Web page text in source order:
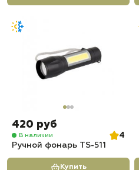
420 руб
В наличии
4
Ручной фонарь TS-511
Купить